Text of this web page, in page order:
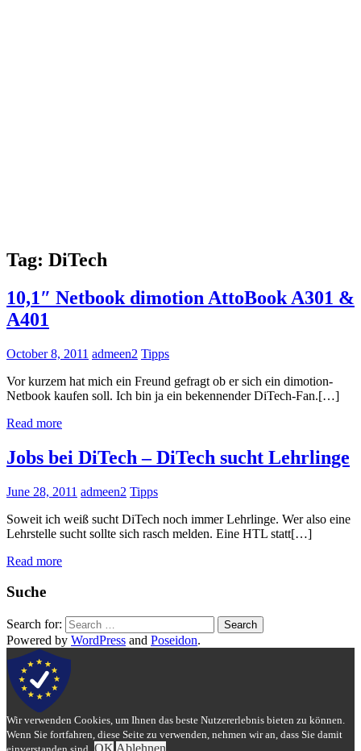
Tag: DiTech
10,1″ Netbook dimotion AttoBook A301 &
A401
October 8, 2011 admeen2 Tipps
Vor kurzem hat mich ein Freund gefragt ob er sich ein dimotion-
Netbook kaufen soll. Ich bin ja ein bekennender DiTech-Fan.[…]
Read more
Jobs bei DiTech – DiTech sucht Lehrlinge
June 28, 2011 admeen2 Tipps
Soweit ich weiß sucht DiTech noch immer Lehrlinge. Wer also eine
Lehrstelle sucht sollte sich rasch melden. Eine HTL statt[…]
Read more
Suche
Search for: Search
Powered by WordPress and Poseidon.
Wir verwenden Cookies, um Ihnen das beste Nutzererlebnis bieten zu können.
Wenn Sie fortfahren, diese Seite zu verwenden, nehmen wir an, dass Sie damit
OK Ablehnen